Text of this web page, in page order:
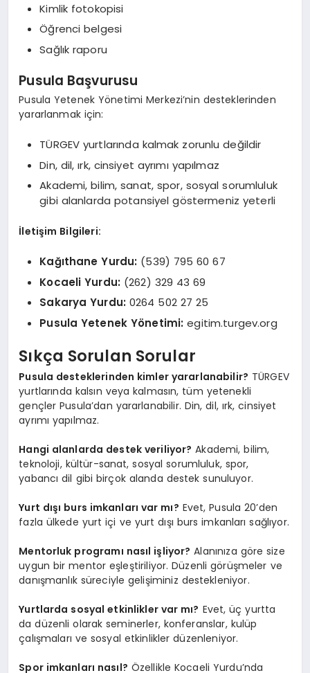
Kimlik fotokopisi
Öğrenci belgesi
Sağlık raporu
Pusula Başvurusu
Pusula Yetenek Yönetimi Merkezi’nin desteklerinden
yararlanmak için:
TÜRGEV yurtlarında kalmak zorunlu değildir
Din, dil, ırk, cinsiyet ayrımı yapılmaz
Akademi, bilim, sanat, spor, sosyal sorumluluk
gibi alanlarda potansiyel göstermeniz yeterli
İletişim Bilgileri:
Kağıthane Yurdu: (539) 795 60 67
Kocaeli Yurdu: (262) 329 43 69
Sakarya Yurdu: 0264 502 27 25
Pusula Yetenek Yönetimi: egitim.turgev.org
Sıkça Sorulan Sorular
Pusula desteklerinden kimler yararlanabilir? TÜRGEV
yurtlarında kalsın veya kalmasın, tüm yetenekli
gençler Pusula’dan yararlanabilir. Din, dil, ırk, cinsiyet
ayrımı yapılmaz.
Hangi alanlarda destek veriliyor? Akademi, bilim,
teknoloji, kültür-sanat, sosyal sorumluluk, spor,
yabancı dil gibi birçok alanda destek sunuluyor.
Yurt dışı burs imkanları var mı? Evet, Pusula 20’den
fazla ülkede yurt içi ve yurt dışı burs imkanları sağlıyor.
Mentorluk programı nasıl işliyor? Alanınıza göre size
uygun bir mentor eşleştiriliyor. Düzenli görüşmeler ve
danışmanlık süreciyle gelişiminiz destekleniyor.
Yurtlarda sosyal etkinlikler var mı? Evet, üç yurtta
da düzenli olarak seminerler, konferanslar, kulüp
çalışmaları ve sosyal etkinlikler düzenleniyor.
Spor imkanları nasıl? Özellikle Kocaeli Yurdu’nda